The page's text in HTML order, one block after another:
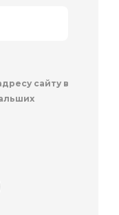
сайту в